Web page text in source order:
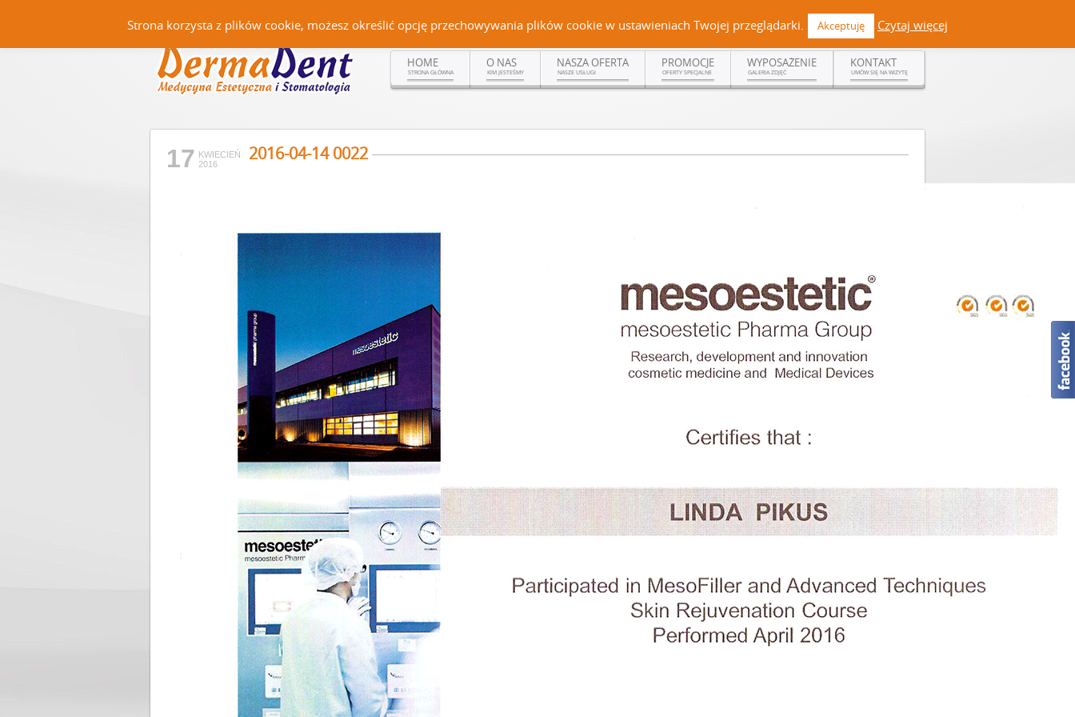
Czerteż 161, 38-500 Sanok | tel. (13) 464 99 92 | kom. +48 502 315 048 | kom. +48 519 108 720 | kontakt@dermadent.pl |
HOME
STRONA GŁÓWNA
O NAS
KIM JESTEŚMY
NASZA OFERTA
NASZE USŁUGI
PROMOCJE
OFERTY SPECJALNE
WYPOSAŻENIE
GALERIA ZDJĘĆ
KONTAKT
UMÓW SIĘ NA WIZYTĘ
17 KWIECIEŃ
2016
2016-04-14 0022
Strona korzysta z plików cookie, możesz określić opcję przechowywania plików cookie w ustawieniach Twojej przeglądarki. Akceptuję Czytaj więcej